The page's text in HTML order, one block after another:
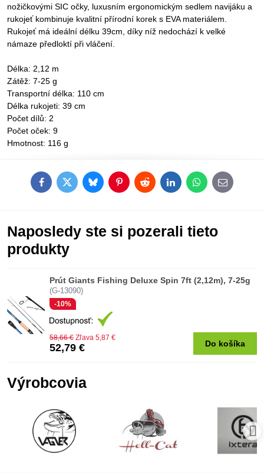
nožičkovými SIC očky, luxusním ergonomickým sedlem navijáku a
rukojeť kombinuje kvalitní přírodní korek s EVA materiálem.
Rukojeť má ideální délku 39cm, díky níž nedochází k velké
námaze předloktí při vláčení.
Délka: 2,12 m
Zátěž: 7-25 g
Transportní délka: 110 cm
Délka rukojeti: 39 cm
Počet dílů: 2
Počet oček: 9
Hmotnost: 116 g
FacebookTwitterBlueskyPinterestRedditLinkedInWhatsApp
E-
mail
Naposledy ste si pozerali tieto
produkty
Prút Giants Fishing Deluxe Spin 7ft (2,12m), 7-25g
(G-13090)
-10%
52,79 €
58,66 € Zľava 5,87 €
Do košíka
Výrobcovia